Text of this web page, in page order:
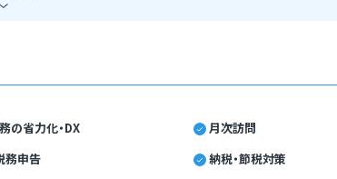
の省力化・DX
月次訪問
務申告
納税・節税対策